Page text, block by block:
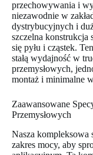
przechowywania i
niezawodnie w
dystrybucyjnych i
szczelna konstrukcja
się pyłu i cząstek.
stałą wydajność w
przemysłowych,
montaż i minimalne
Zaawansowane
Przemysłowych
Nasza
zakres mocy, aby